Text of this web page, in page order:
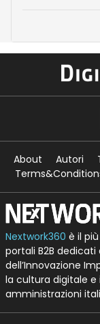
About Autori
Nextwork360 è il
portali B2B
dell’Innovazione
la cultura digitale
amministrazioni